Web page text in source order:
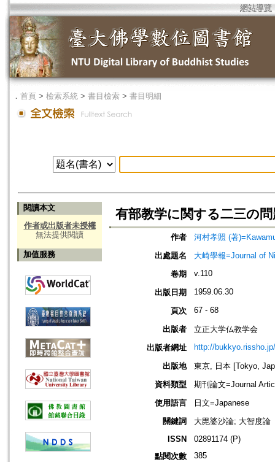
網站導覽
． 首頁 > 檢索系統 > 書目檢索 > 書目明細
閱讀本文
作者或出版者未授權
無法提供閱讀
加值服務
有部教学に関する二三の
作者
河村孝照 (著
出處題名
大崎學報=Journal of
卷期
v.110
出版日期 1959.06.30
頁次 67 - 68
出版者
立正大学仏教学会
出版者網址
http://
出版地
東京, 日本 [Tokyo,
資料類型
期刊論文=Journal
使用語言
日文=Japanese
關鍵詞
大毘婆沙論; 大智度論
ISSN
02891174 (P)
點閱次數
385